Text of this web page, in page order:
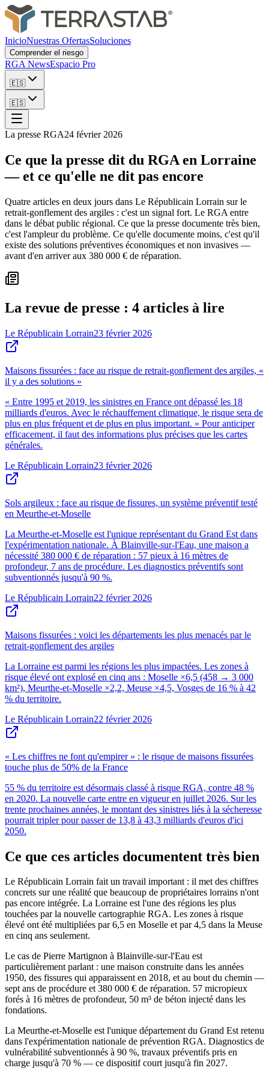
InicioNuestras OfertasSoluciones
Comprender el riesgo
RGA NewsEspacio Pro
🇪🇸
🇪🇸
La presse RGA24 février 2026
Ce que la presse dit du RGA en Lorraine
— et ce qu'elle ne dit pas encore
Quatre articles en deux jours dans Le Républicain Lorrain sur le
retrait-gonflement des argiles : c'est un signal fort. Le RGA entre
dans le débat public régional. Ce que la presse documente très bien,
c'est l'ampleur du problème. Ce qu'elle documente moins, c'est qu'il
existe des solutions préventives économiques et non invasives —
avant d'en arriver aux 380 000 € de réparation.
La revue de presse : 4 articles à lire
Le Républicain Lorrain23 février 2026
Maisons fissurées : face au risque de retrait-gonflement des argiles, «
il y a des solutions »
« Entre 1995 et 2019, les sinistres en France ont dépassé les 18
milliards d'euros. Avec le réchauffement climatique, le risque sera de
plus en plus fréquent et de plus en plus important. » Pour anticiper
efficacement, il faut des informations plus précises que les cartes
générales.
Le Républicain Lorrain23 février 2026
Sols argileux : face au risque de fissures, un système préventif testé
en Meurthe-et-Moselle
La Meurthe-et-Moselle est l'unique représentant du Grand Est dans
l'expérimentation nationale. À Blainville-sur-l'Eau, une maison a
nécessité 380 000 € de réparation : 57 pieux à 16 mètres de
profondeur, 7 ans de procédure. Les diagnostics préventifs sont
subventionnés jusqu'à 90 %.
Le Républicain Lorrain22 février 2026
Maisons fissurées : voici les départements les plus menacés par le
retrait-gonflement des argiles
La Lorraine est parmi les régions les plus impactées. Les zones à
risque élevé ont explosé en cinq ans : Moselle ×6,5 (458 → 3 000
km²), Meurthe-et-Moselle ×2,2, Meuse ×4,5, Vosges de 16 % à 42
% du territoire.
Le Républicain Lorrain22 février 2026
« Les chiffres ne font qu'empirer » : le risque de maisons fissurées
touche plus de 50% de la France
55 % du territoire est désormais classé à risque RGA, contre 48 %
en 2020. La nouvelle carte entre en vigueur en juillet 2026. Sur les
trente prochaines années, le montant des sinistres liés à la sécheresse
pourrait tripler pour passer de 13,8 à 43,3 milliards d'euros d'ici
2050.
Ce que ces articles documentent très bien
Le Républicain Lorrain fait un travail important : il met des chiffres
concrets sur une réalité que beaucoup de propriétaires lorrains n'ont
pas encore intégrée. La Lorraine est l'une des régions les plus
touchées par la nouvelle cartographie RGA. Les zones à risque
élevé ont été multipliées par 6,5 en Moselle et par 4,5 dans la Meuse
en cinq ans seulement.
Le cas de Pierre Martignon à Blainville-sur-l'Eau est
particulièrement parlant : une maison construite dans les années
1950, des fissures qui apparaissent en 2018, et au bout du chemin —
sept ans de procédure et 380 000 € de réparation. 57 micropieux
forés à 16 mètres de profondeur, 50 m³ de béton injecté dans les
fondations.
La Meurthe-et-Moselle est l'unique département du Grand Est retenu
dans l'expérimentation nationale de prévention RGA. Diagnostics de
vulnérabilité subventionnés à 90 %, travaux préventifs pris en
charge jusqu'à 70 % — ce dispositif court jusqu'à fin 2027.